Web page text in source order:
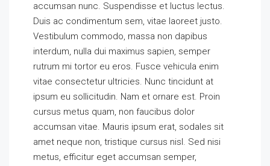
accumsan nunc. Suspendisse et luctus lectus.
Duis ac condimentum sem, vitae laoreet justo.
Vestibulum commodo, massa non dapibus
interdum, nulla dui maximus sapien, semper
rutrum mi tortor eu eros. Fusce vehicula enim
vitae consectetur ultricies. Nunc tincidunt at
ipsum eu sollicitudin. Nam et ornare est. Proin
cursus metus quam, non faucibus dolor
accumsan vitae. Mauris ipsum erat, sodales sit
amet neque non, tristique cursus nisl. Sed nisi
metus, efficitur eget accumsan semper,